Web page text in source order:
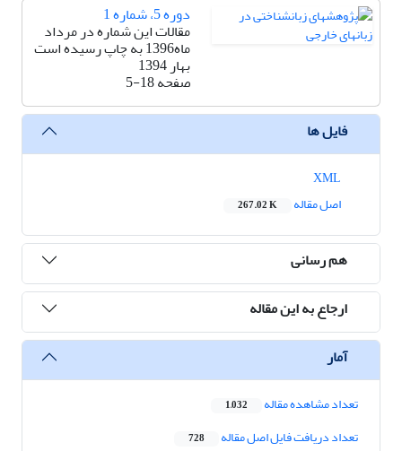
دوره 5، شماره 1
مقالات این شماره در مرداد
ماه1396 به چاپ رسیده است
بهار 1394
صفحه5-18
فایل ها
اصل مقاله
267.02 K
هم رسانی
ارجاع به این مقاله
آمار
تعداد مشاهده مقاله 1,032
تعداد دریافت فایل اصل مقاله 728